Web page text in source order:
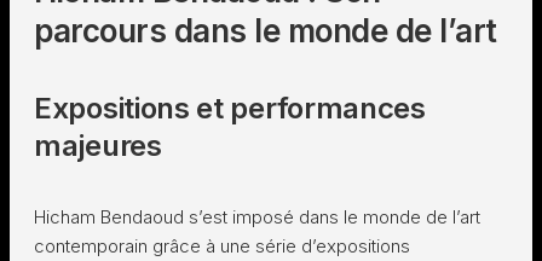
parcours dans le monde de l’art
Expositions et performances
majeures
Hicham Bendaoud s’est imposé dans le monde de l’art
contemporain grâce à une série d’expositions